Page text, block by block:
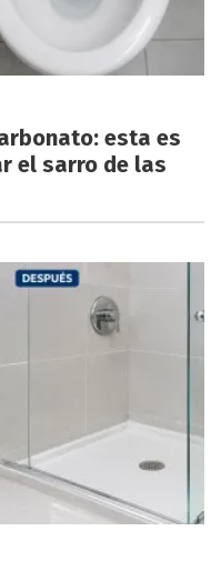
esta es
el sarro de las